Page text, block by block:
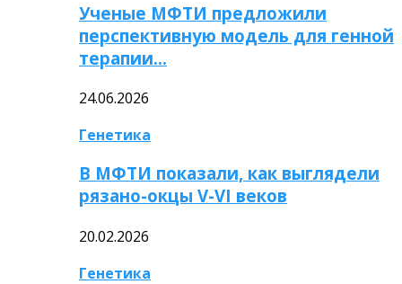
Ученые МФТИ предложили
перспективную модель для генной
терапии…
24.06.2026
Генетика
В МФТИ показали, как выглядели
рязано-окцы V-VI веков
20.02.2026
Генетика